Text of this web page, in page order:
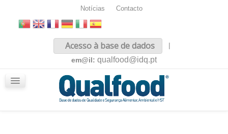
Notícias Contacto
Acesso à base de dados
|
em@il: qualfood@idq.pt